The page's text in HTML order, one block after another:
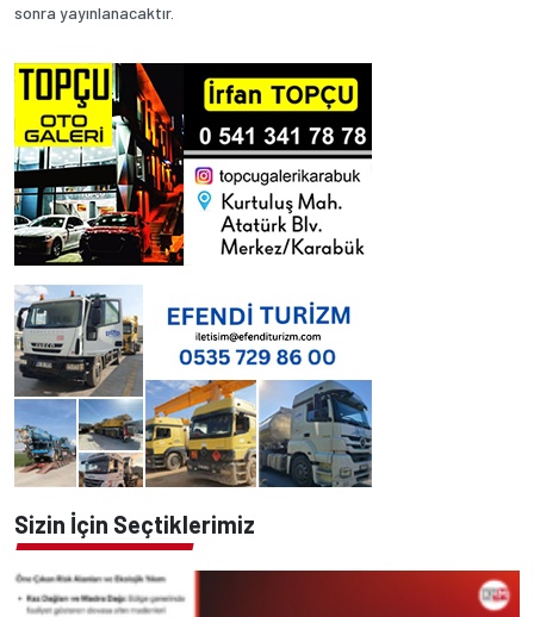
sonra yayınlanacaktır.
Sizin İçin Seçtiklerimiz